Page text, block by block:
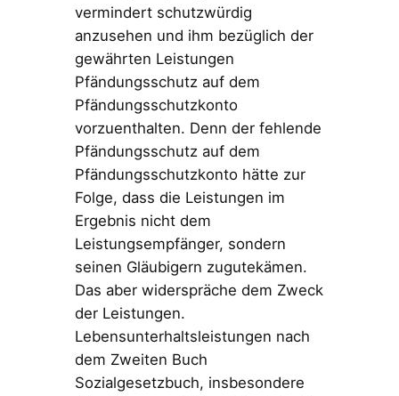
vermindert schutzwürdig
anzusehen und ihm bezüglich der
gewährten Leistungen
Pfändungsschutz auf dem
Pfändungsschutzkonto
vorzuenthalten. Denn der fehlende
Pfändungsschutz auf dem
Pfändungsschutzkonto hätte zur
Folge, dass die Leistungen im
Ergebnis nicht dem
Leistungsempfänger, sondern
seinen Gläubigern zugutekämen.
Das aber widerspräche dem Zweck
der Leistungen.
Lebensunterhaltsleistungen nach
dem Zweiten Buch
Sozialgesetzbuch, insbesondere